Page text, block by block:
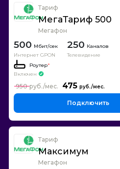
Тариф
МегаТариф 500
Мегафон
500
Интернет GPON
250 Каналов
Телевидение
Роутер*
Включен
475
950
Подключить
Тариф
Максимум
Мегафон